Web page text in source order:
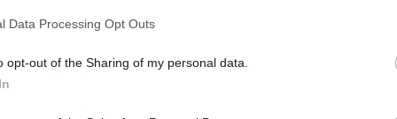
Data Processing Opt Outs
opt-out of the Sharing of my personal data.
TOVÁBB